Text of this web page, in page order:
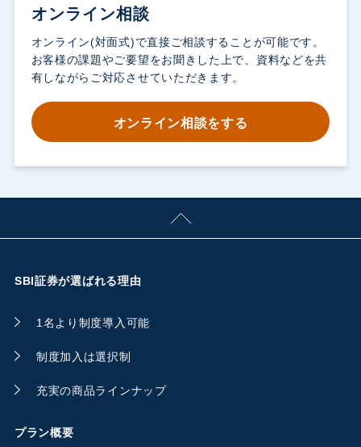
オンライン相談
オンライン(対面式)で直接ご相談することが可能です。
お客様の課題やご要望をお聞きした上で、資料などを共
有しながらご対応させていただきます。
オンライン相談をする
SBI証券が選ばれる理由
1名より制度導入可能
制度加入は選択制
充実の商品ラインナップ
プラン概要